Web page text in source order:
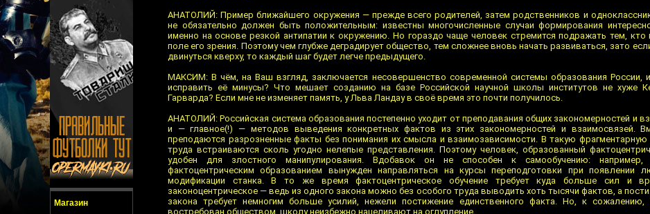
Магазин
АНАТОЛИЙ: Пример ближайшего окружения — прежде всего родителей, затем родственников и
не обязательно должен быть положительным: известны многочисленные случаи формирования
именно на основе резкой антипатии к окружению. Но гораздо чаще человек стремится подражать тем, кто
поле его зрения. Поэтому чем глубже деградирует общество, тем сложнее вновь начать развиваться, зато
двинуться кверху, то каждый шаг будет легче предыдущего.
МАКСИМ: В чём, на Ваш взгляд, заключается несовершенство современной системы образования России,
исправить её минусы? Что мешает созданию на базе Российской научной школы институтов не хуже
Гарварда? Если мне не изменяет память, у Льва Ландау в своё время это почти получилось.
АНАТОЛИЙ: Российская система образования постепенно уходит от преподавания общих закономерностей и
и — главное(!) — методов выведения конкретных фактов из этих закономерностей и взаимосвязей.
преподаются разрозненные факты без понимания их смысла и взаимозависимости. В такую фрагментарную
труда встраиваются сколь угодно нелепые представления. Поэтому человек, образованный
удобен для злостного манипулирования. Вдобавок он не способен к самообучению:
фактоцентрическим образованием вынужден направляться на курсы переподготовки при появлении
модификации станка. В то же время фактоцентрическое обучение требует куда больше сил и
законоцентрическое — ведь из одного закона можно без особого труда выводить хоть тысячи фактов, а
закона требует немногим больше усилий, нежели постижение единственного факта. Но, к
востребован обществом, школу неизбежно нацеливают на оглупление.